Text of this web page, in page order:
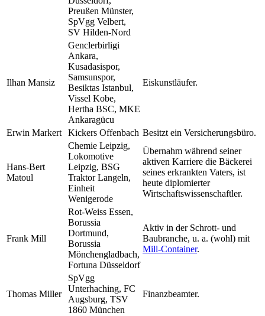
Preußen Münster,
SpVgg Velbert,
SV Hilden-Nord
Ilhan Mansiz
Genclerbirligi
Ankara,
Kusadasispor,
Samsunspor,
Besiktas Istanbul,
Vissel Kobe,
Hertha BSC, MKE
Ankaragücu
Eiskunstläufer.
Erwin Markert Kickers Offenbach Besitzt ein Versicherungsbüro.
Hans-Bert
Matoul
Chemie Leipzig,
Lokomotive
Leipzig, BSG
Traktor Langeln,
Einheit
Wenigerode
Übernahm während seiner
aktiven Karriere die Bäckerei
seines erkrankten Vaters, ist
heute diplomierter
Wirtschaftswissenschaftler.
Frank Mill
Rot-Weiss Essen,
Borussia
Dortmund,
Borussia
Mönchengladbach,
Fortuna Düsseldorf
Aktiv in der Schrott- und
Baubranche, u. a. (wohl) mit
Mill-Container.
Thomas Miller
SpVgg
Unterhaching, FC
Augsburg, TSV
1860 München
Finanzbeamter.